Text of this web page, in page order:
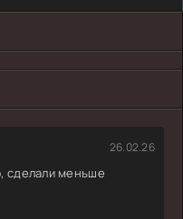
26.02.26
сделали меньше